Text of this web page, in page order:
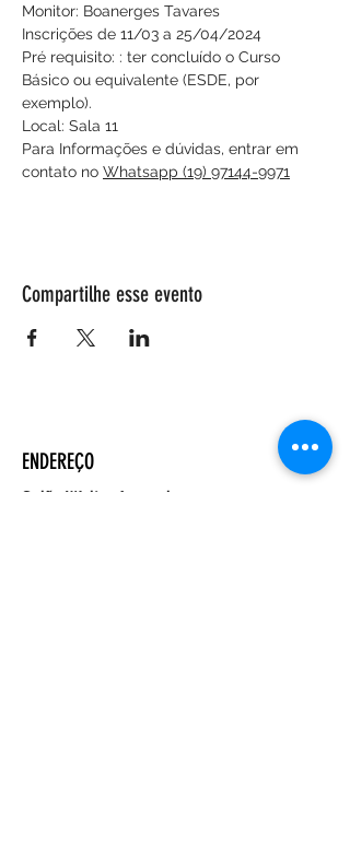
Monitor: Boanerges Tavares
Inscrições de 11/03 a 25/04/2024
Pré requisito: : ter concluído o Curso
Básico ou equivalente (ESDE, por
exemplo).
Local: Sala 11
Para Informações e dúvidas, entrar em
contato no Whatsapp (19) 97144-9971
Compartilhe esse evento
ENDEREÇO
Salão Walter Accorsi